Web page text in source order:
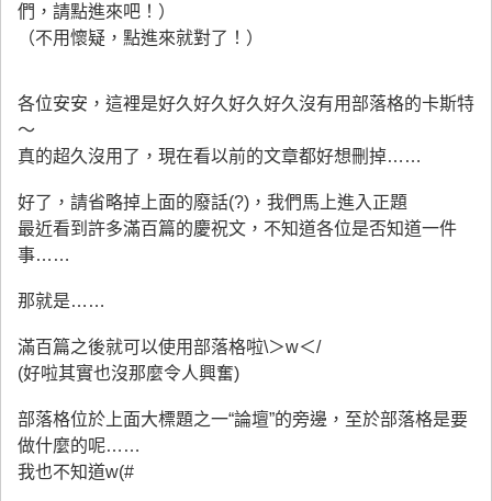
們，請點進來吧！）
（不用懷疑，點進來就對了！）
各位安安，這裡是好久好久好久好久沒有用部落格的卡斯特
～
真的超久沒用了，現在看以前的文章都好想刪掉……
好了，請省略掉上面的廢話(?)，我們馬上進入正題
最近看到許多滿百篇的慶祝文，不知道各位是否知道一件
事……
那就是……
滿百篇之後就可以使用部落格啦\＞w＜/
(好啦其實也沒那麼令人興奮)
部落格位於上面大標題之一“論壇”的旁邊，至於部落格是要
做什麼的呢……
我也不知道w(#